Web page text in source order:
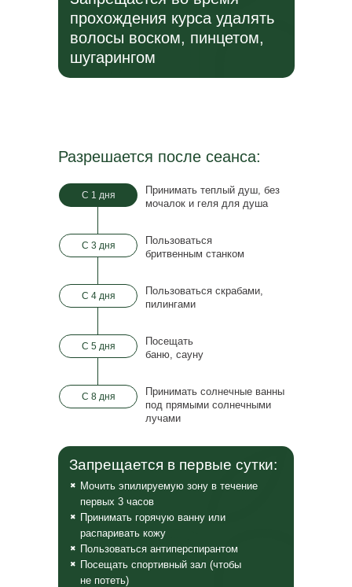
прохождения курса удалять
волосы воском, пинцетом,
шугарингом
С 3 дня
С 5 дня
С 1 дня
С 4 дня
С 8 дня
Пользоваться
бритвенным станком
Пользоваться скрабами,
пилингами
Принимать солнечные ванны
под прямыми солнечными
лучами
Посещать
баню, сауну
Принимать теплый душ, без
мочалок и геля для душа
Мочить эпилируемую зону в течение
первых 3 часов
Принимать горячую ванну или
распаривать кожу
Пользоваться антиперспирантом
Посещать спортивный зал (чтобы
не потеть)
✖
✖
✖
✖
Разрешается после сеанса:
Запрещается в первые сутки: